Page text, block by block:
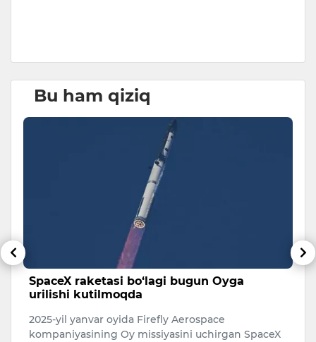
Bu ham qiziq
SpaceX raketasi bo‘lagi bugun Oyga
urilishi kutilmoqda
2025-yil yanvar oyida Firefly Aerospace
kompaniyasining Oy missiyasini uchirgan SpaceX